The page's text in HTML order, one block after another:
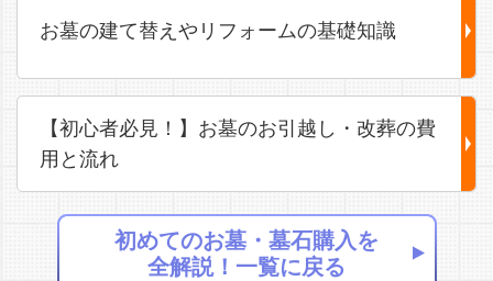
お墓の建て替えやリフォームの基礎知識
【初心者必見！】お墓のお引越し・改葬の費
用と流れ
初めてのお墓・墓石購入を
全解説！一覧に戻る